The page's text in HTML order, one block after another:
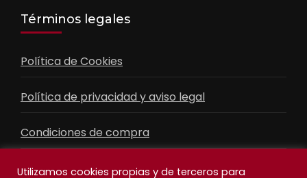
Términos legales
Política de Cookies
Política de privacidad y aviso legal
Condiciones de compra
Contacto
Utilizamos cookies propias y de terceros para